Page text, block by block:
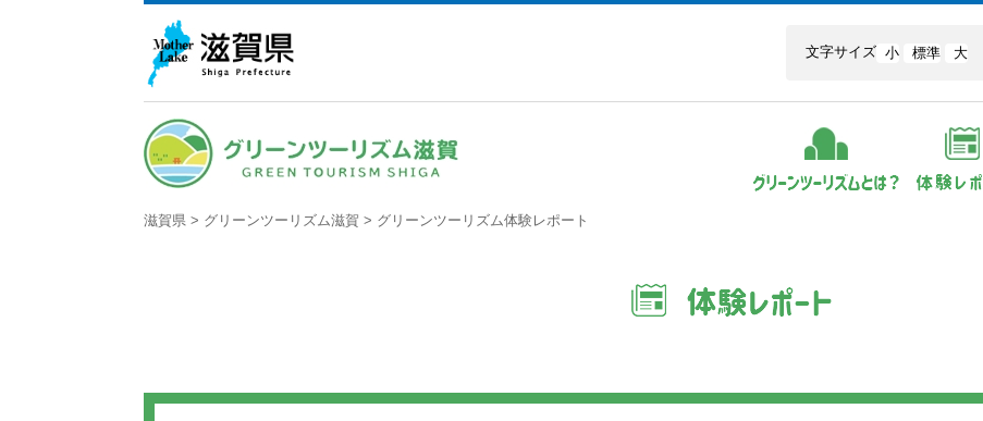
文字サイズ 小 標準 大
滋賀県 > グリーンツーリズム滋賀 > グリーンツーリズム体験レポート